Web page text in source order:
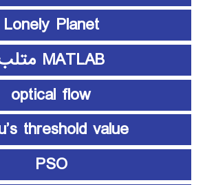
Lonely Planet
MATLAB متلب
optical flow
threshold value
PSO